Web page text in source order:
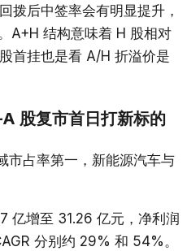
拨后中签率会有明显提升，
A+H 结构意味着 H 股相对
首挂也是看 A/H 折溢价是
股复市首日打新标的
市占率第一，新能源汽车与
增至 31.26 亿元，净利润
分别约 29% 和 54%。